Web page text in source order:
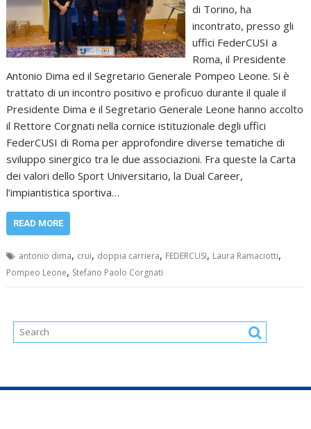
di Torino, ha
incontrato, presso gli
uffici FederCUSI a
Roma, il Presidente
Antonio Dima ed il Segretario Generale Pompeo Leone. Si è
trattato di un incontro positivo e proficuo durante il quale il
Presidente Dima e il Segretario Generale Leone hanno accolto
il Rettore Corgnati nella cornice istituzionale degli uffici
FederCUSI di Roma per approfondire diverse tematiche di
sviluppo sinergico tra le due associazioni. Fra queste la Carta
dei valori dello Sport Universitario, la Dual Career,
l’impiantistica sportiva…
READ MORE
antonio dima, crui, doppia carriera, FEDERCUSI, Laura Ramaciotti,
Pompeo Leone, Stefano Paolo Corgnati